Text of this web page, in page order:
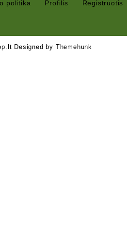
politika Profilis Registruotis
Designed by Themehunk